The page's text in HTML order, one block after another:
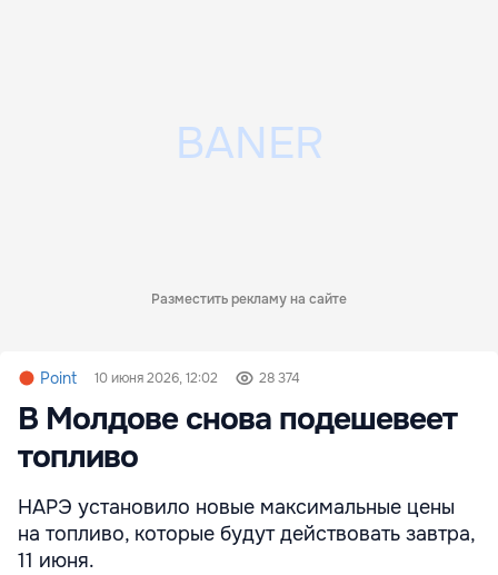
Разместить рекламу на сайте
Point 10 июня 2026, 12:02 28 374
В Молдове снова подешевеет
топливо
НАРЭ установило новые максимальные цены
на топливо, которые будут действовать завтра,
11 июня.